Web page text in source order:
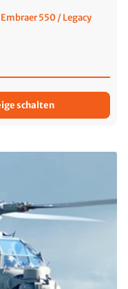
550 / Legacy
schalten